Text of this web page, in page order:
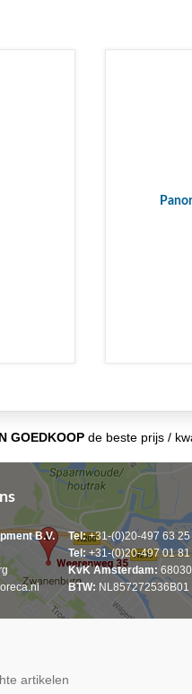
GOEDKOOPde beste prijs /
B.V.
Tel:+31-(0)20-497 63 25
Tel:+31-(0)20-497 01 81
KvK Amsterdam:
BTW: NL857272536B01
artikelen